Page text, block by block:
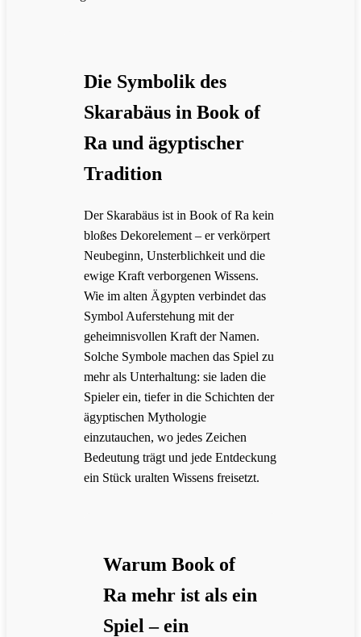
Die Symbolik des
Skarabäus in Book of
Ra und ägyptischer
Tradition
Der Skarabäus ist in Book of Ra kein
bloßes Dekorelement – er verkörpert
Neubeginn, Unsterblichkeit und die
ewige Kraft verborgenen Wissens.
Wie im alten Ägypten verbindet das
Symbol Auferstehung mit der
geheimnisvollen Kraft der Namen.
Solche Symbole machen das Spiel zu
mehr als Unterhaltung: sie laden die
Spieler ein, tiefer in die Schichten der
ägyptischen Mythologie
einzutauchen, wo jedes Zeichen
Bedeutung trägt und jede Entdeckung
ein Stück uralten Wissens freisetzt.
Warum Book of
Ra mehr ist als ein
Spiel – ein